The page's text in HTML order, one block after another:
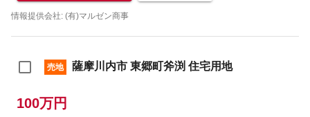
情報提供会社: (有)マルゼン商事
売地 薩摩川内市 東郷町斧渕 住宅用地
100万円